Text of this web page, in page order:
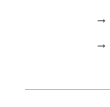
→
→